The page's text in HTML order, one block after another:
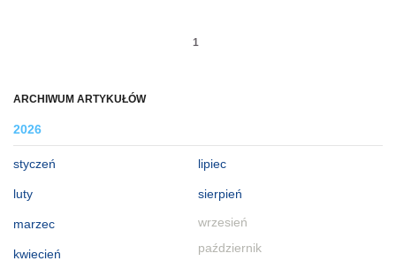
ARCHIWUM ARTYKUŁÓW
2026
styczeń
luty
marzec
kwiecień
lipiec
sierpień
wrzesień
październik
1